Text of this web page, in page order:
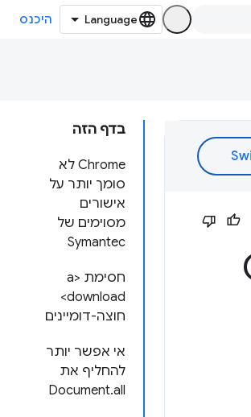
היכנס
בדף הזה
Chrome לא
סומך יותר על
אישורים
מסוימים של
Symantec
חסימת <a
download>
חוצה-דומיינים
אי אפשר יותר
להחליף את
Document.all